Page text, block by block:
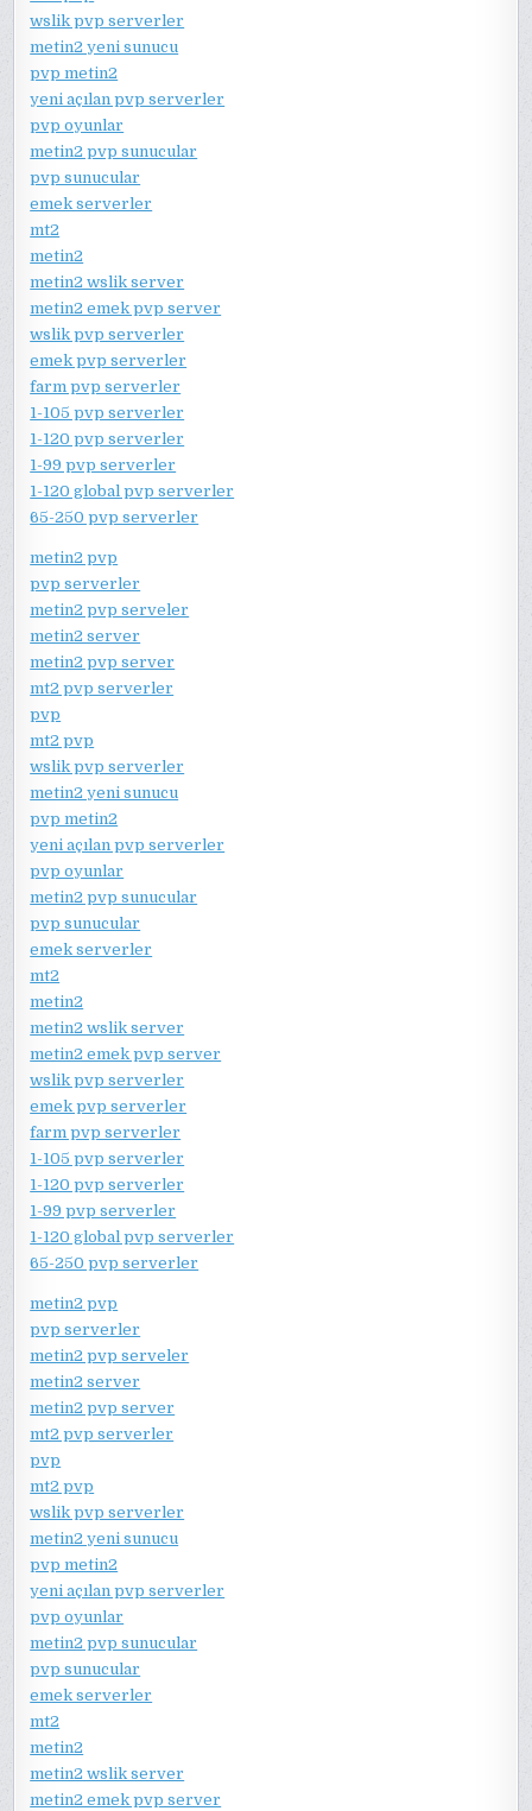
wslik pvp serverler
metin2 yeni sunucu
pvp metin2
yeni açılan pvp serverler
pvp oyunlar
metin2 pvp sunucular
pvp sunucular
emek serverler
mt2
metin2
metin2 wslik server
metin2 emek pvp server
wslik pvp serverler
emek pvp serverler
farm pvp serverler
1-105 pvp serverler
1-120 pvp serverler
1-99 pvp serverler
1-120 global pvp serverler
65-250 pvp serverler
metin2 pvp
pvp serverler
metin2 pvp serveler
metin2 server
metin2 pvp server
mt2 pvp serverler
pvp
mt2 pvp
wslik pvp serverler
metin2 yeni sunucu
pvp metin2
yeni açılan pvp serverler
pvp oyunlar
metin2 pvp sunucular
pvp sunucular
emek serverler
mt2
metin2
metin2 wslik server
metin2 emek pvp server
wslik pvp serverler
emek pvp serverler
farm pvp serverler
1-105 pvp serverler
1-120 pvp serverler
1-99 pvp serverler
1-120 global pvp serverler
65-250 pvp serverler
metin2 pvp
pvp serverler
metin2 pvp serveler
metin2 server
metin2 pvp server
mt2 pvp serverler
pvp
mt2 pvp
wslik pvp serverler
metin2 yeni sunucu
pvp metin2
yeni açılan pvp serverler
pvp oyunlar
metin2 pvp sunucular
pvp sunucular
emek serverler
mt2
metin2
metin2 wslik server
metin2 emek pvp server